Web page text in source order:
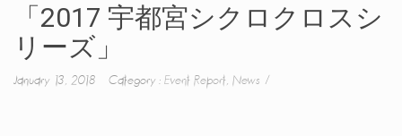
「2017 宇都宮シクロクロスシ
リーズ」
January 13, 2018 Category : Event Report, News